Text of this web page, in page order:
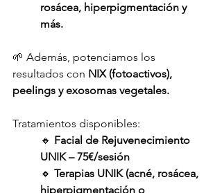
rosácea, hiperpigmentación y
más.
🌱 Además, potenciamos los
resultados con NIX (fotoactivos),
peelings y exosomas vegetales.
Tratamientos disponibles:
🔸 Facial de Rejuvenecimiento
UNIK – 75€/sesión
🔸 Terapias UNIK (acné, rosácea,
hiperpigmentación o